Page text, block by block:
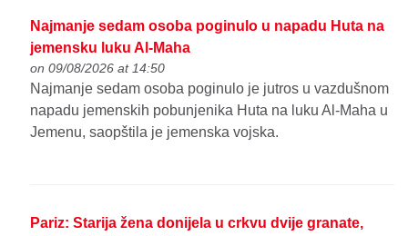
Najmanje sedam osoba poginulo u napadu Huta na
jemensku luku Al-Maha
on 09/08/2026 at 14:50
Najmanje sedam osoba poginulo je jutros u vazdušnom
napadu jemenskih pobunjenika Huta na luku Al-Maha u
Jemenu, saopštila je jemenska vojska.
Pariz: Starija žena donijela u crkvu dvije granate,